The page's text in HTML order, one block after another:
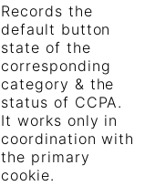
Records the
default button
state of the
corresponding
category & the
status of CCPA.
It works only in
coordination with
the primary
cookie.